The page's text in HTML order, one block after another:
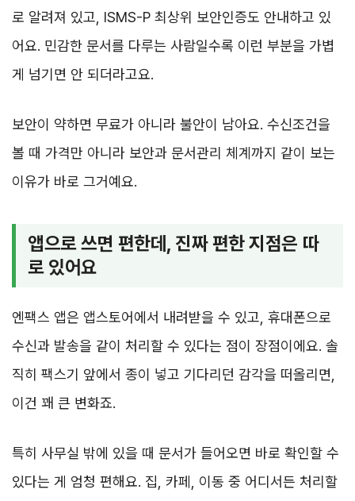
로 알려져 있고, ISMS-P 최상위 보안인증도 안내하고 있
어요. 민감한 문서를 다루는 사람일수록 이런 부분을 가볍
게 넘기면 안 되더라고요.
보안이 약하면 무료가 아니라 불안이 남아요. 수신조건을
볼 때 가격만 아니라 보안과 문서관리 체계까지 같이 보는
이유가 바로 그거예요.
앱으로 쓰면 편한데, 진짜 편한 지점은 따
로 있어요
엔팩스 앱은 앱스토어에서 내려받을 수 있고, 휴대폰으로
수신과 발송을 같이 처리할 수 있다는 점이 장점이에요. 솔
직히 팩스기 앞에서 종이 넣고 기다리던 감각을 떠올리면,
이건 꽤 큰 변화죠.
특히 사무실 밖에 있을 때 문서가 들어오면 바로 확인할 수
있다는 게 엄청 편해요. 집, 카페, 이동 중 어디서든 처리할